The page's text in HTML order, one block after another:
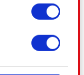
geographical
to within
scanning it
data is
능하며 자세
바랍니다)